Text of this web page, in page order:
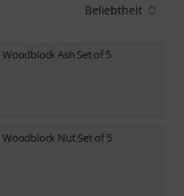
Beliebtheit
Woodblock Ash Set of 5
Woodblock Nut Set of 5